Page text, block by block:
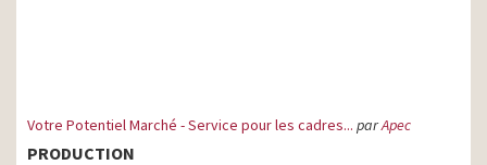
Votre Potentiel Marché - Service pour les cadres... parApec
PRODUCTION